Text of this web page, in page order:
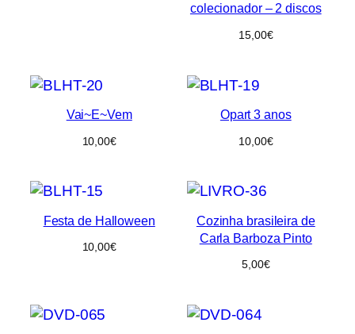
colecionador – 2 discos
15,00€
Vai~E~Vem
10,00€
Opart 3 anos
10,00€
Festa de Halloween
10,00€
Cozinha brasileira de
Carla Barboza Pinto
5,00€